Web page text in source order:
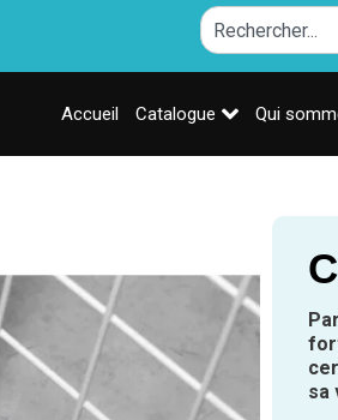
Accueil Catalogue Qui
sa